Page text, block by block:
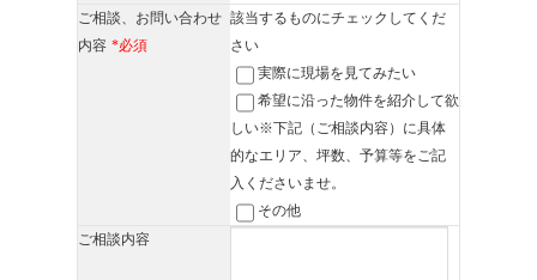
ご相談、お問い合わせ
内容 *必須
該当するものにチェックしてくだ
さい
実際に現場を見てみたい
希望に沿った物件を紹介して欲
しい※下記（ご相談内容）に具体
的なエリア、坪数、予算等をご記
入くださいませ。
その他
ご相談内容